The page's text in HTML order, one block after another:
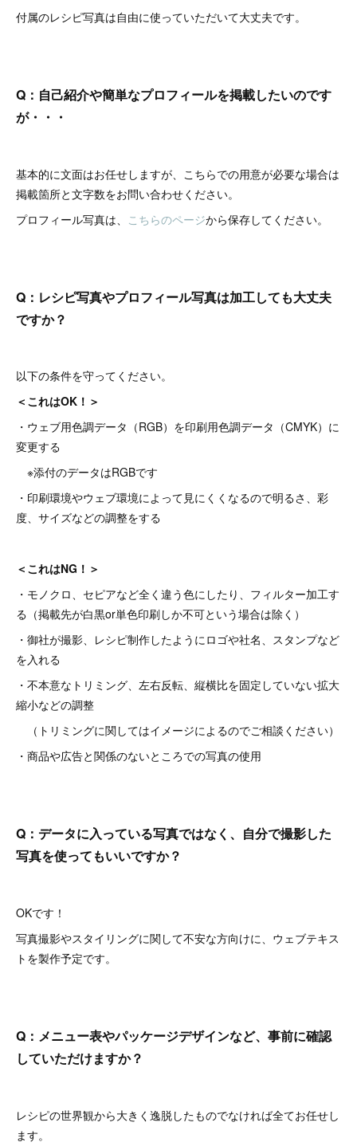
付属のレシピ写真は自由に使っていただいて大丈夫です。
Q：自己紹介や簡単なプロフィールを掲載したいのです
が・・・
基本的に文面はお任せしますが、こちらでの用意が必要な場合は
掲載箇所と文字数をお問い合わせください。
プロフィール写真は、
こちらのページから保存してください。
Q：レシピ写真やプロフィール写真は加工しても大丈夫
ですか？
以下の条件を守ってください。
＜これはOK！＞
・ウェブ用色調データ（RGB）を印刷用色調データ（CMYK）に
変更する
※添付のデータはRGBです
・印刷環境やウェブ環境によって見にくくなるので明るさ、彩
度、サイズなどの調整をする
＜これはNG！＞
・モノクロ、セピアなど全く違う色にしたり、フィルター加工す
る（掲載先が白黒or単色印刷しか不可という場合は除く）
・御社が撮影、レシピ制作したようにロゴや社名、スタンプなど
を入れる
・不本意なトリミング、左右反転、縦横比を固定していない拡大
縮小などの調整
（トリミングに関してはイメージによるのでご相談ください）
・商品や広告と関係のないところでの写真の使用
Q：データに入っている写真ではなく、自分で撮影した
写真を使ってもいいですか？
OKです！
写真撮影やスタイリングに関して不安な方向けに、ウェブテキス
トを製作予定です。
Q：メニュー表やパッケージデザインなど、事前に確認
していただけますか？
レシピの世界観から大きく逸脱したものでなければ全てお任せし
ます。